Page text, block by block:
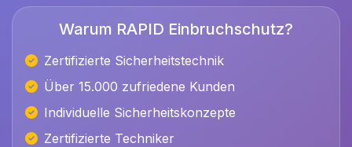
Warum RAPID Einbruchschutz?
Zertifizierte Sicherheitstechnik
Über 15.000 zufriedene Kunden
Individuelle Sicherheitskonzepte
Zertifizierte Techniker